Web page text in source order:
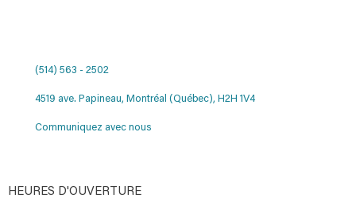
(514) 563 - 2502
4519 ave. Papineau, Montréal (Québec), H2H 1V4
Communiquez avec nous
HEURES D'OUVERTURE